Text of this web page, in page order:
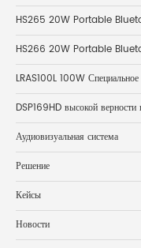
HS265 20W Portable
HS266 20W Portable
LRAS100L 100W Специальное
DSP169HD высокой
Аудиовизуальная система
Решение
Кейсы
Новости